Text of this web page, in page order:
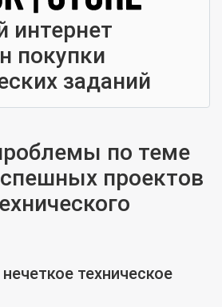
интернет
покупки
заданий
по теме
проектов
техническое